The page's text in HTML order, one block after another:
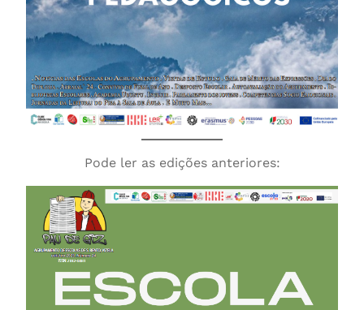
Pode ler as edições anteriores: